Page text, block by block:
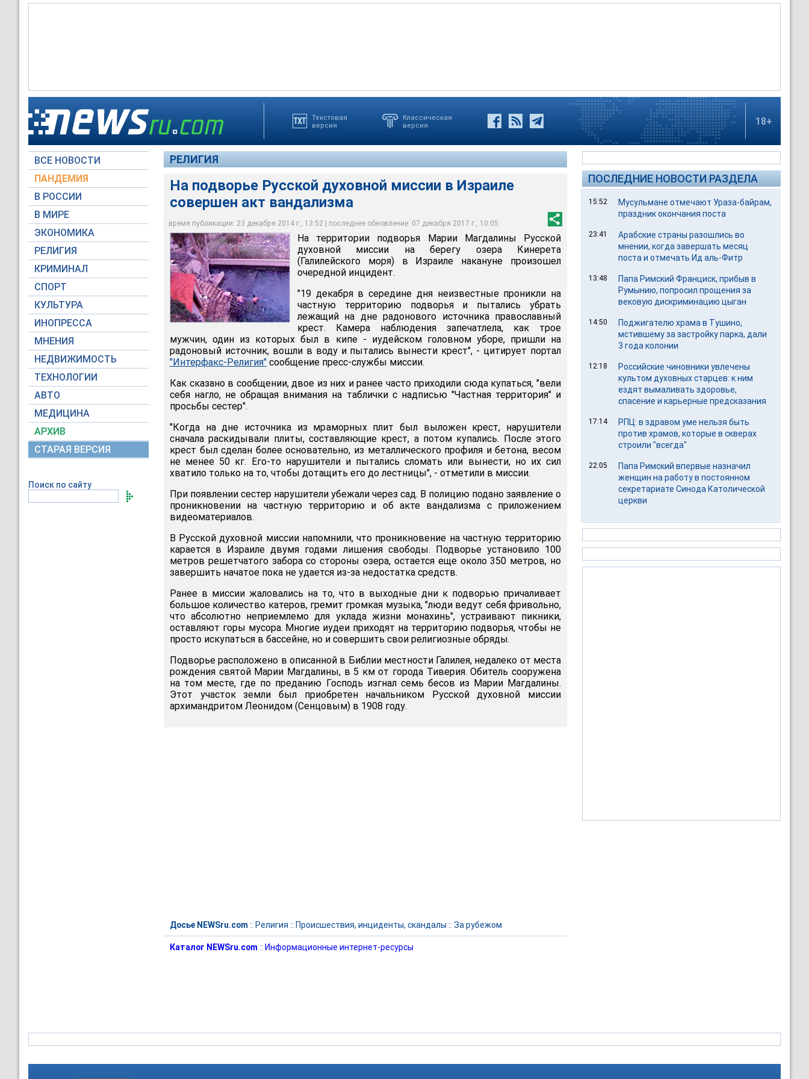
Текстовая
версия
Классическая
версия
18+
ВСЕ НОВОСТИ
ПАНДЕМИЯ
В РОССИИ
В МИРЕ
ЭКОНОМИКА
РЕЛИГИЯ
КРИМИНАЛ
СПОРТ
КУЛЬТУРА
ИНОПРЕССА
МНЕНИЯ
НЕДВИЖИМОСТЬ
ТЕХНОЛОГИИ
АВТО
МЕДИЦИНА
АРХИВ
СТАРАЯ ВЕРСИЯ
Поиск по сайту
РЕЛИГИЯ
На подворье Русской духовной миссии в Израиле
совершен акт вандализма
время публикации: 23 декабря 2014 г., 13:52 | последнее обновление: 07 декабря 2017 г., 10:05
19 декабря в середине дня неизвестные проникли на частную территорию подворья
и пытались убрать лежащий на дне радонового источника православный крест
YouTube.com / Russian Missia Jerusalem
На территории подворья Марии Магдалины Русской
духовной миссии на берегу озера Кинерета
(Галилейского моря) в Израиле накануне произошел
очередной инцидент.
"19 декабря в середине дня неизвестные проникли на
частную территорию подворья и пытались убрать
лежащий на дне радонового источника православный
крест. Камера наблюдения запечатлела, как трое
мужчин, один из которых был в кипе - иудейском головном уборе, пришли на
радоновый источник, вошли в воду и пытались вынести крест", - цитирует портал
"Интерфакс-Религия" сообщение пресс-службы миссии.
Как сказано в сообщении, двое из них и ранее часто приходили сюда купаться, "вели
себя нагло, не обращая внимания на таблички с надписью "Частная территория" и
просьбы сестер".
"Когда на дне источника из мраморных плит был выложен крест, нарушители
сначала раскидывали плиты, составляющие крест, а потом купались. После этого
крест был сделан более основательно, из металлического профиля и бетона, весом
не менее 50 кг. Его-то нарушители и пытались сломать или вынести, но их сил
хватило только на то, чтобы дотащить его до лестницы", - отметили в миссии.
При появлении сестер нарушители убежали через сад. В полицию подано заявление о
проникновении на частную территорию и об акте вандализма с приложением
видеоматериалов.
В Русской духовной миссии напомнили, что проникновение на частную территорию
карается в Израиле двумя годами лишения свободы. Подворье установило 100
метров решетчатого забора со стороны озера, остается еще около 350 метров, но
завершить начатое пока не удается из-за недостатка средств.
Ранее в миссии жаловались на то, что в выходные дни к подворью причаливает
большое количество катеров, гремит громкая музыка, "люди ведут себя фривольно,
что абсолютно неприемлемо для уклада жизни монахинь", устраивают пикники,
оставляют горы мусора. Многие иудеи приходят на территорию подворья, чтобы не
просто искупаться в бассейне, но и совершить свои религиозные обряды.
Подворье расположено в описанной в Библии местности Галилея, недалеко от места
рождения святой Марии Магдалины, в 5 км от города Тиверия. Обитель сооружена
на том месте, где по преданию Господь изгнал семь бесов из Марии Магдалины.
Этот участок земли был приобретен начальником Русской духовной миссии
архимандритом Леонидом (Сенцовым) в 1908 году.
Досье NEWSru.com :: Религия :: Происшествия, инциденты, скандалы :: За рубежом
Каталог NEWSru.com :: Информационные интернет-ресурсы
ПОСЛЕДНИЕ НОВОСТИ РАЗДЕЛА
15:52
Мусульмане отмечают Ураза-байрам,
праздник окончания поста
23:41
Арабские страны разошлись во
мнении, когда завершать месяц
поста и отмечать Ид аль-Фитр
13:48
Папа Римский Франциск, прибыв в
Румынию, попросил прощения за
вековую дискриминацию цыган
14:50
Поджигателю храма в Тушино,
мстившему за застройку парка, дали
3 года колонии
12:18
Российские чиновники увлечены
культом духовных старцев: к ним
ездят вымаливать здоровье,
спасение и карьерные предсказания
17:14
РПЦ: в здравом уме нельзя быть
против храмов, которые в скверах
строили "всегда"
22:05
Папа Римский впервые назначил
женщин на работу в постоянном
секретариате Синода Католической
церкви